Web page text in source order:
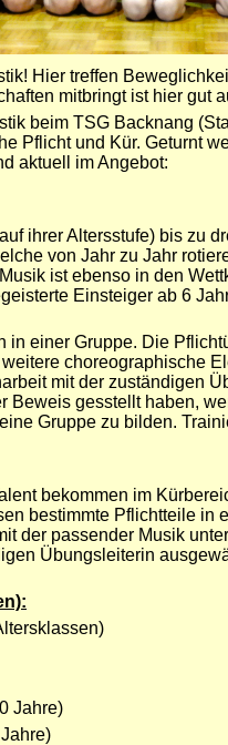
Hier treffen Be
mitbringt ist hier gut
beim TSG Backnang
Pflicht und Kür. Geturnt
aktuell im Angebot:
ihrer Altersstufe) bis zu
von Jahr zu Jahr
ist ebenso in den
Einsteiger ab 6
in einer Gruppe. Die
choreographische
mit der zuständigen
gesstellt haben,
zu bilden.
bekommen im
Pflichtteile in
passender Musik
Übungsleiterin
Jahre)